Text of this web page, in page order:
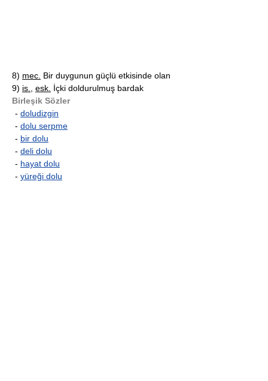
8) mec. Bir duygunun güçlü etkisinde olan
9) is. esk. İçki doldurulmuş bardak
Birleşik Sözler
- doludizgin
- dolu serpme
- bir dolu
- deli dolu
- hayat dolu
- yüreği dolu